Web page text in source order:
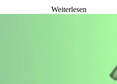
Weiterlesen